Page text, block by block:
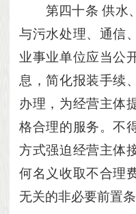
第四十条 供水
与污水处理、通信
业事业单位应当公
息，简化报装手续
办理，为经营主体
格合理的服务。不
方式强迫经营主体
何名义收取不合理
无关的非必要前置条